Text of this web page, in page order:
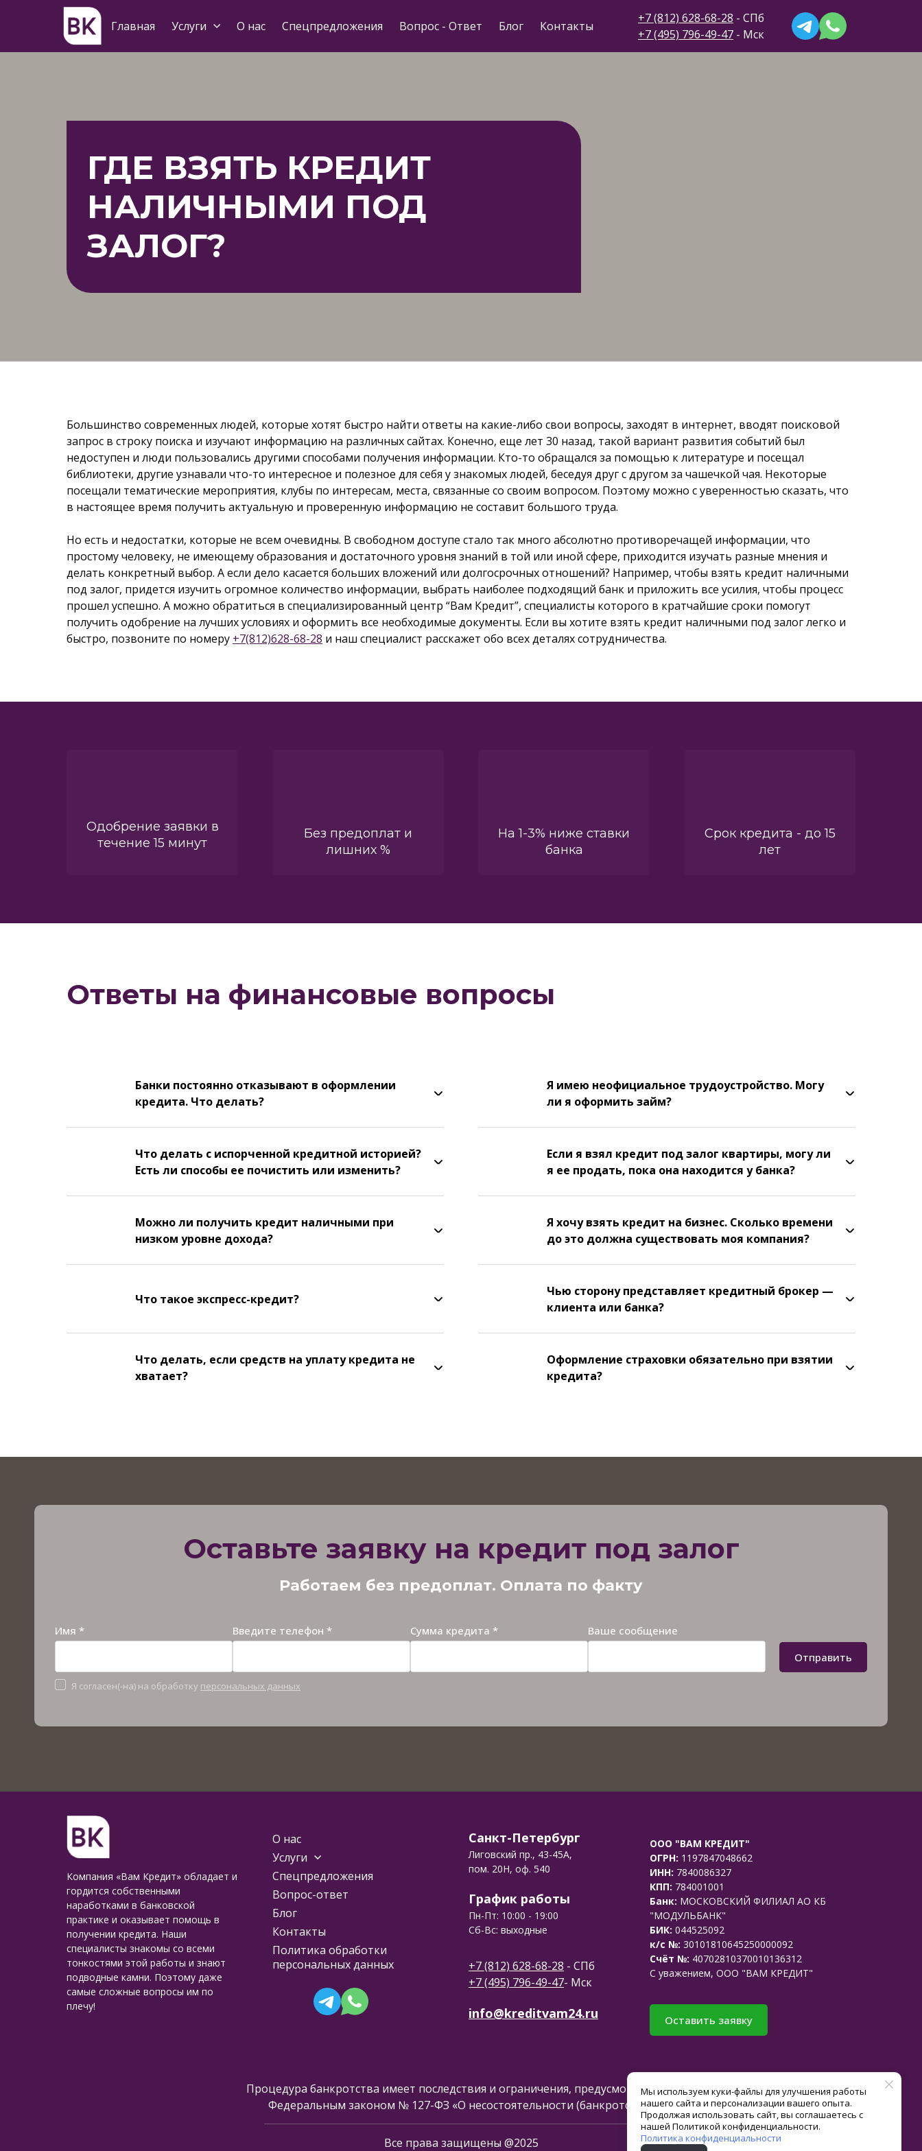
Главная Услуги О нас Спецпредложения Вопрос - Ответ Блог Контакты
+7 (812) 628-68-28 - СПб
+7 (495) 796-49-47 - Мск
ГДЕ ВЗЯТЬ КРЕДИТ
НАЛИЧНЫМИ ПОД
ЗАЛОГ?
Большинство современных людей, которые хотят быстро найти ответы на какие-либо свои вопросы, заходят в интернет, вводят поисковой
запрос в строку поиска и изучают информацию на различных сайтах. Конечно, еще лет 30 назад, такой вариант развития событий был
недоступен и люди пользовались другими способами получения информации. Кто-то обращался за помощью к литературе и посещал
библиотеки, другие узнавали что-то интересное и полезное для себя у знакомых людей, беседуя друг с другом за чашечкой чая. Некоторые
посещали тематические мероприятия, клубы по интересам, места, связанные со своим вопросом. Поэтому можно с уверенностью сказать, что
в настоящее время получить актуальную и проверенную информацию не составит большого труда.
Но есть и недостатки, которые не всем очевидны. В свободном доступе стало так много абсолютно противоречащей информации, что
простому человеку, не имеющему образования и достаточного уровня знаний в той или иной сфере, приходится изучать разные мнения и
делать конкретный выбор. А если дело касается больших вложений или долгосрочных отношений? Например, чтобы взять кредит наличными
под залог, придется изучить огромное количество информации, выбрать наиболее подходящий банк и приложить все усилия, чтобы процесс
прошел успешно. А можно обратиться в специализированный центр “Вам Кредит”, специалисты которого в кратчайшие сроки помогут
получить одобрение на лучших условиях и оформить все необходимые документы. Если вы хотите взять кредит наличными под залог легко и
быстро, позвоните по номеру +7(812)628-68-28 и наш специалист расскажет обо всех деталях сотрудничества.
Одобрение заявки в
течение 15 минут
Без предоплат и
лишних %
На 1-3% ниже ставки
банка
Срок кредита - до 15
лет
Ответы на финансовые вопросы
Банки постоянно отказывают в оформлении
кредита. Что делать?
Что делать с испорченной кредитной историей?
Есть ли способы ее почистить или изменить?
Можно ли получить кредит наличными при
низком уровне дохода?
Что такое экспресс-кредит?
Что делать, если средств на уплату кредита не
хватает?
Я имею неофициальное трудоустройство. Могу
ли я оформить займ?
Если я взял кредит под залог квартиры, могу ли
я ее продать, пока она находится у банка?
Я хочу взять кредит на бизнес. Сколько времени
до это должна существовать моя компания?
Чью сторону представляет кредитный брокер —
клиента или банка?
Оформление страховки обязательно при взятии
кредита?
Оставьте заявку на кредит под залог
Работаем без предоплат. Оплата по факту
Имя * Введите телефон * Сумма кредита *
Ваше сообщение
Отправить
Я согласен(-на) на обработку персональных данных
Компания «Вам Кредит» обладает и
гордится собственными
наработками в банковской
практике и оказывает помощь в
получении кредита. Наши
специалисты знакомы со всеми
тонкостями этой работы и знают
подводные камни. Поэтому даже
самые сложные вопросы им по
плечу!
О нас
Услуги
Спецпредложения
Вопрос-ответ
Блог
Контакты
Политика обработки
персональных данных
Санкт-Петербург
Лиговский пр., 43-45А,
пом. 20Н, оф. 540
График работы
Пн-Пт: 10:00 - 19:00
Сб-Вс: выходные
+7 (812) 628-68-28 - СПб
+7 (495) 796-49-47- Мск
info@kreditvam24.ru
ООО "ВАМ КРЕДИТ"
ОГРН: 1197847048662
ИНН: 7840086327
КПП: 784001001
Банк: МОСКОВСКИЙ ФИЛИАЛ АО КБ
"МОДУЛЬБАНК"
БИК: 044525092
к/с №: 30101810645250000092
Счёт №: 40702810370010136312
C уважением, ООО "ВАМ КРЕДИТ"
Оставить заявку
Процедура банкротства имеет последствия и ограничения, предусмотренные
Федеральным законом № 127-ФЗ «О несостоятельности (банкротстве).
Все права защищены @2025
Мы используем куки-файлы для улучшения работы
нашего сайта и персонализации вашего опыта.
Продолжая использовать сайт, вы соглашаетесь с
нашей Политикой конфиденциальности.
Политика конфиденциальности